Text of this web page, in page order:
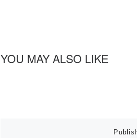
YOU MAY ALSO LIKE